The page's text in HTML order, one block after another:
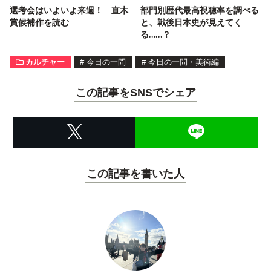
選考会はいよいよ来週！ 直木
賞候補作を読む
部門別歴代最高視聴率を調べる
と、戦後日本史が見えてく
る……？
カルチャー # 今日の一問 # 今日の一問・美術編
この記事をSNSでシェア
この記事を書いた人